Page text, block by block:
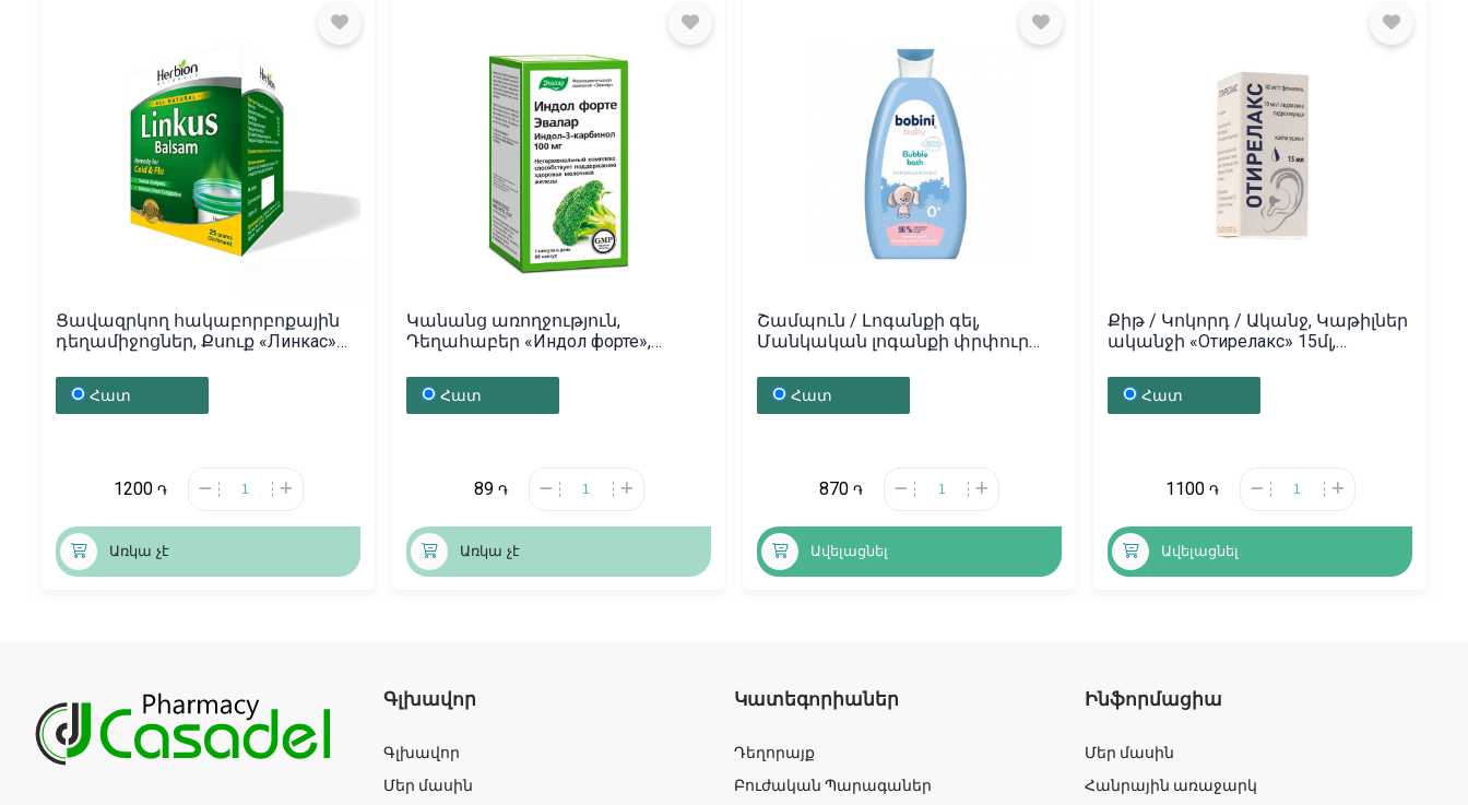
Ցավազրկող հակաբորբոքային
դեղամիջոցներ, Քսուք «Линкас»
Հատ
1200 ֏
Առկա չէ
Կանանց առողջություն,
Դեղահաբեր «Индол форте»,
Հատ
89 ֏
Առկա չէ
Շամպուն / Լոգանքի գել,
Մանկական լոգանքի փրփուր
Հատ
870 ֏
Ավելացնել
Քիթ / Կոկորդ / Ականջ, Կաթիլներ
ականջի «Отирелакс» 15մլ,
Հատ
1100 ֏
Ավելացնել
Գլխավոր
Գլխավոր
Մեր մասին
Կատեգորիաներ
Դեղորայք
Բուժական Պարագաներ
Ինֆորմացիա
Մեր մասին
Հանրային առաջարկ